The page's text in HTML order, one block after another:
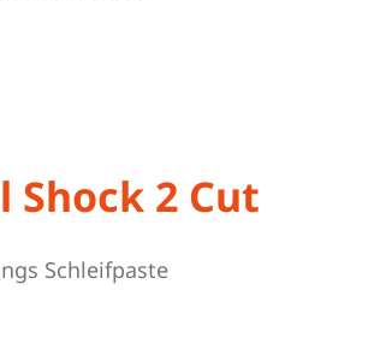
Shock 2 Cut
Schleifpaste